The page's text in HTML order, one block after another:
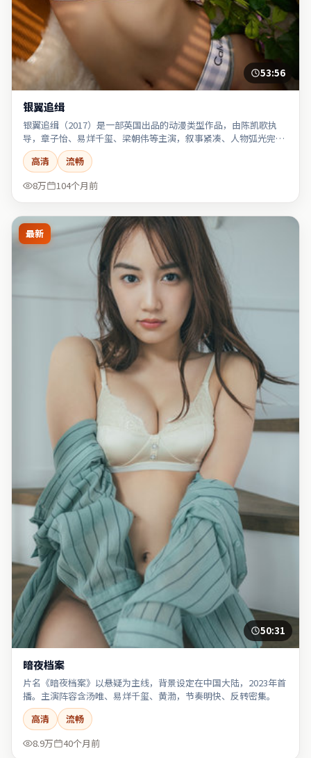
53:56
银翼追缉
银翼追缉（2017）是一部英国出品的动漫类型作品，由陈凯歌执
导，章子怡、易烊千玺、梁朝伟等主演，叙事紧凑、人物弧光完
整。
高清
流畅
8万
104个月前
最新
50:31
暗夜档案
片名《暗夜档案》以悬疑为主线，背景设定在中国大陆，2023年首
播。主演阵容含汤唯、易烊千玺、黄渤，节奏明快、反转密集。
高清
流畅
8.9万
40个月前